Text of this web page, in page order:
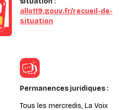
allo119.gouv.fr/recueil-de-
situation
Permanences juridiques :
Tous les mercredis, La Voix